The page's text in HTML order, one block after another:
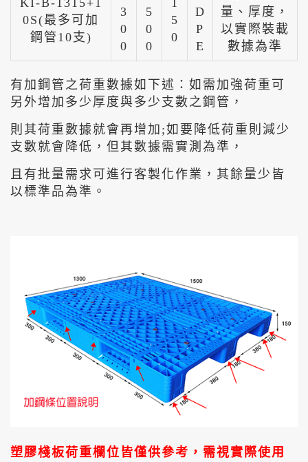
0S(最多可加
鋼管10支)
3
0
0
5
0
0
5
0
D
P
E
量、厚度，
以實際裝載
數據為準
有加鋼管之荷重數據如下述：如需加強荷重可
另外增加多少厚度與多少支數之鋼管，
則其荷重數據就會再增加;如要降低荷重則減少
支數就會降低，但其數據需實測為準，
且有批量需求可進行客製化作業，其餘量少皆
以標準品為準。
塑膠棧板荷重欄位皆僅供參考，需視實際使用